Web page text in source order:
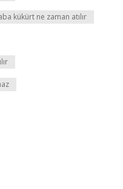
kükürt ne zaman atılır